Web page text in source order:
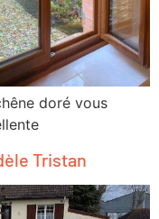
doré vous
Tristan